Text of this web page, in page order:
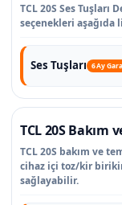
TCL 20S Ses
seçenekleri
Ses Tuşları 6 Ay
TCL 20S Bakım
TCL 20S bakım ve
cihaz içi toz/kir
sağlayabilir.